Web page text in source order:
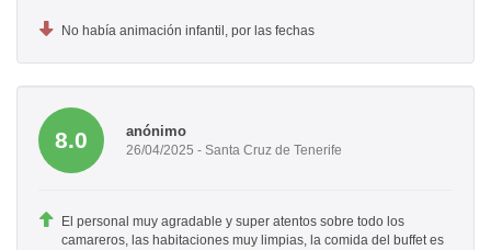
No había animación infantil, por las fechas
8.0 anónimo
26/04/2025 - Santa Cruz de Tenerife
El personal muy agradable y super atentos sobre todo los
camareros, las habitaciones muy limpias, la comida del buffet es